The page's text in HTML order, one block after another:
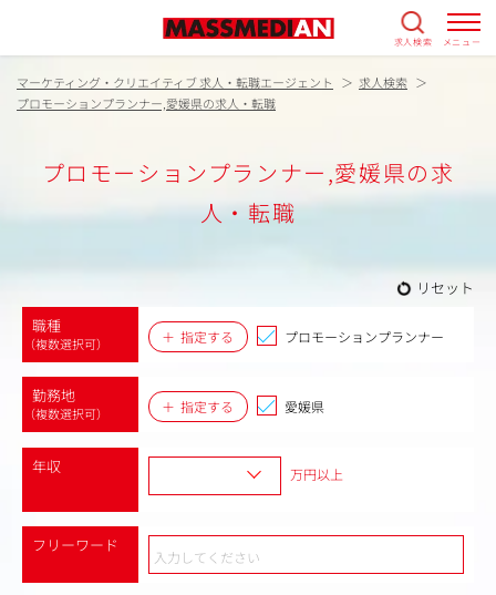
求人検索 メニュー
マーケティング・クリエイティブ 求人・転職エージェント
求人検索
プロモーションプランナー,愛媛県の求人・転職
プロモーションプランナー,愛媛県の求
人・転職
リセット
職種
（複数選択可） 指定する プロモーションプランナー
勤務地
（複数選択可） 指定する 愛媛県
年収 万円以上
フリーワード